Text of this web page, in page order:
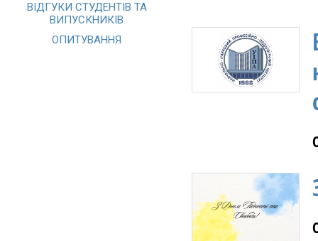
ВІДГУКИ СТУДЕНТІВ ТА
ВИПУСКНИКІВ
ОПИТУВАННЯ